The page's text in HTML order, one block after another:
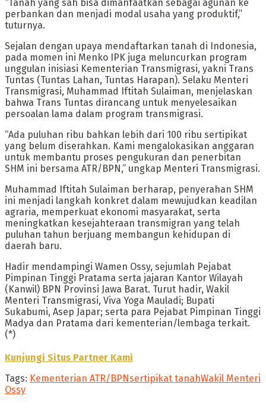
“Tanah yang sah bisa dimanfaatkan sebagai agunan ke
perbankan dan menjadi modal usaha yang produktif,”
tuturnya.
Sejalan dengan upaya mendaftarkan tanah di Indonesia,
pada momen ini Menko IPK juga meluncurkan program
unggulan inisiasi Kementerian Transmigrasi, yakni Trans
Tuntas (Tuntas Lahan, Tuntas Harapan). Selaku Menteri
Transmigrasi, Muhammad Iftitah Sulaiman, menjelaskan
bahwa Trans Tuntas dirancang untuk menyelesaikan
persoalan lama dalam program transmigrasi.
“Ada puluhan ribu bahkan lebih dari 100 ribu sertipikat
yang belum diserahkan. Kami mengalokasikan anggaran
untuk membantu proses pengukuran dan penerbitan
SHM ini bersama ATR/BPN,” ungkap Menteri Transmigrasi.
Muhammad Iftitah Sulaiman berharap, penyerahan SHM
ini menjadi langkah konkret dalam mewujudkan keadilan
agraria, memperkuat ekonomi masyarakat, serta
meningkatkan kesejahteraan transmigran yang telah
puluhan tahun berjuang membangun kehidupan di
daerah baru.
Hadir mendampingi Wamen Ossy, sejumlah Pejabat
Pimpinan Tinggi Pratama serta jajaran Kantor Wilayah
(Kanwil) BPN Provinsi Jawa Barat. Turut hadir, Wakil
Menteri Transmigrasi, Viva Yoga Mauladi; Bupati
Sukabumi, Asep Japar; serta para Pejabat Pimpinan Tinggi
Madya dan Pratama dari kementerian/lembaga terkait.
(*)
Kunjungi Situs Partner Kami
Tags: Kementerian ATR/BPNsertipikat tanahWakil Menteri
Ossy